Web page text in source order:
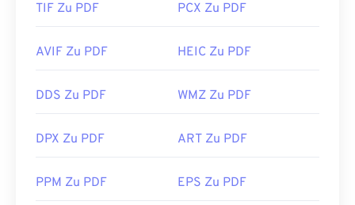
TIF Zu PDF PCX Zu PDF
AVIF Zu PDF HEIC Zu PDF
DDS Zu PDF WMZ Zu PDF
DPX Zu PDF ART Zu PDF
PPM Zu PDF EPS Zu PDF